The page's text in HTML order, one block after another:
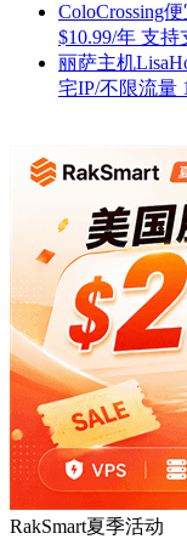
ColoCrossing
$10.99/年 支持
丽萨主机
宅IP/不限流量
RakSmart夏季活动